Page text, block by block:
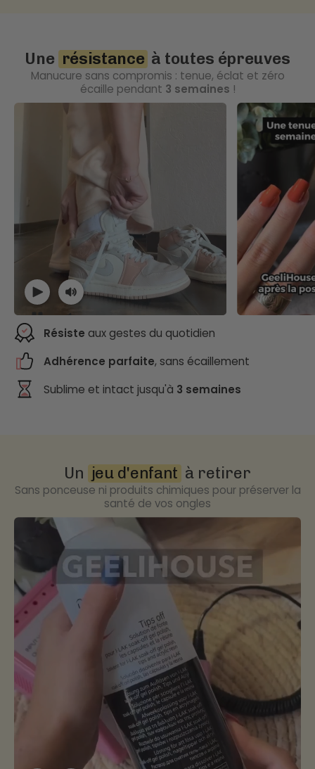
Une résistance à toutes épreuves
Manucure sans compromis : tenue, éclat et zéro
écaille pendant 3 semaines !
Résiste aux gestes du quotidien
Adhérence parfaite, sans écaillement
Sublime et intact jusqu'à 3 semaines
Un jeu d'enfant à retirer
Sans ponceuse ni produits chimiques pour préserver la
santé de vos ongles